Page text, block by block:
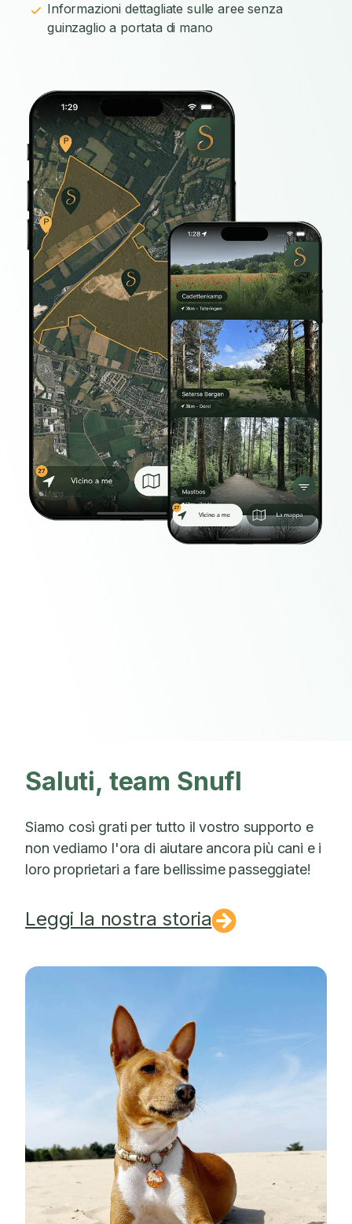
Informazioni dettagliate sulle aree senza
guinzaglio a portata di mano
Saluti, team Snufl
Siamo così grati per tutto il vostro supporto e
non vediamo l'ora di aiutare ancora più cani e i
loro proprietari a fare bellissime passeggiate!
Leggi la nostra storia